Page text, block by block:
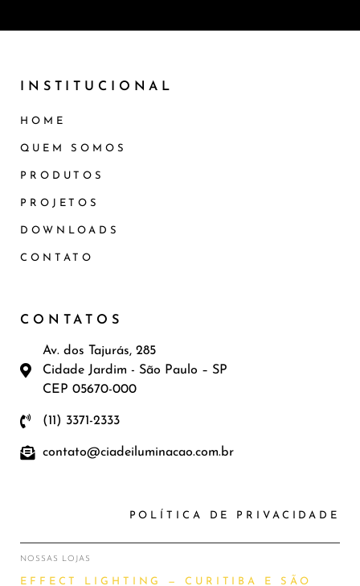
INSTITUCIONAL
HOME
QUEM SOMOS
PRODUTOS
PROJETOS
DOWNLOADS
CONTATO
CONTATOS
Av. dos Tajurás, 285
Cidade Jardim - São Paulo – SP
CEP 05670-000
(11) 3371-2333
contato@ciadeiluminacao.com.br
POLÍTICA DE PRIVACIDADE
NOSSAS LOJAS
EFFECT LIGHTING — CURITIBA E SÃO